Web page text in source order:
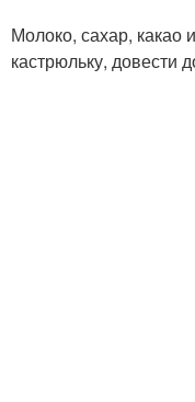
Молоко, сахар, какао
кастрюльку, довести